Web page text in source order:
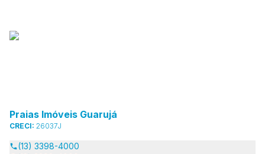
Praias Imóveis Guarujá
CRECI: 26037J
(13) 3398-4000